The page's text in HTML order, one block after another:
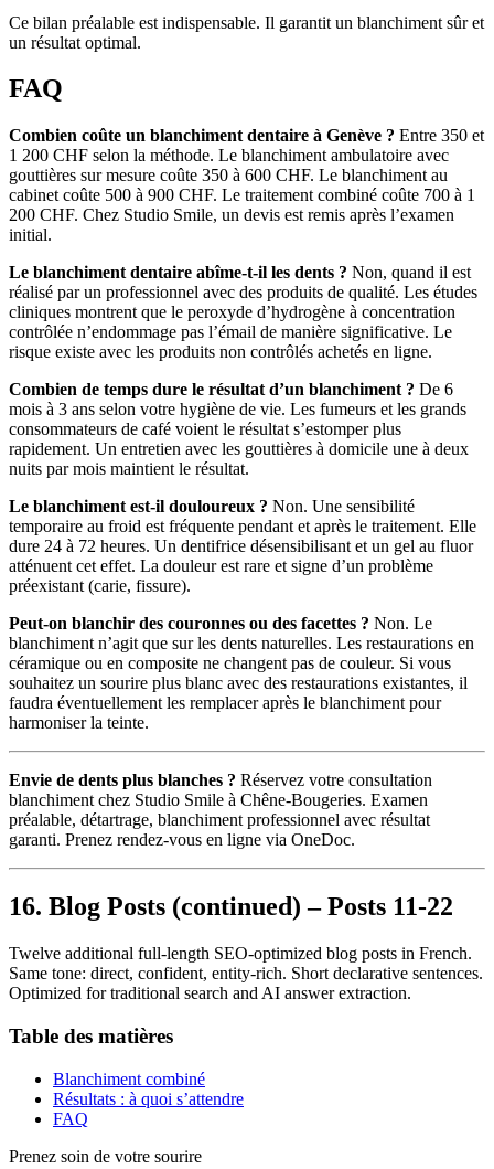
Ce bilan préalable est indispensable. Il garantit un blanchiment sûr et
un résultat optimal.
FAQ
Combien coûte un blanchiment dentaire à Genève ? Entre 350 et
1 200 CHF selon la méthode. Le blanchiment ambulatoire avec
gouttières sur mesure coûte 350 à 600 CHF. Le blanchiment au
cabinet coûte 500 à 900 CHF. Le traitement combiné coûte 700 à 1
200 CHF. Chez Studio Smile, un devis est remis après l’examen
initial.
Le blanchiment dentaire abîme-t-il les dents ? Non, quand il est
réalisé par un professionnel avec des produits de qualité. Les études
cliniques montrent que le peroxyde d’hydrogène à concentration
contrôlée n’endommage pas l’émail de manière significative. Le
risque existe avec les produits non contrôlés achetés en ligne.
Combien de temps dure le résultat d’un blanchiment ? De 6
mois à 3 ans selon votre hygiène de vie. Les fumeurs et les grands
consommateurs de café voient le résultat s’estomper plus
rapidement. Un entretien avec les gouttières à domicile une à deux
nuits par mois maintient le résultat.
Le blanchiment est-il douloureux ? Non. Une sensibilité
temporaire au froid est fréquente pendant et après le traitement. Elle
dure 24 à 72 heures. Un dentifrice désensibilisant et un gel au fluor
atténuent cet effet. La douleur est rare et signe d’un problème
préexistant (carie, fissure).
Peut-on blanchir des couronnes ou des facettes ? Non. Le
blanchiment n’agit que sur les dents naturelles. Les restaurations en
céramique ou en composite ne changent pas de couleur. Si vous
souhaitez un sourire plus blanc avec des restaurations existantes, il
faudra éventuellement les remplacer après le blanchiment pour
harmoniser la teinte.
Envie de dents plus blanches ? Réservez votre consultation
blanchiment chez Studio Smile à Chêne-Bougeries. Examen
préalable, détartrage, blanchiment professionnel avec résultat
garanti. Prenez rendez-vous en ligne via OneDoc.
16. Blog Posts (continued) – Posts 11-22
Twelve additional full-length SEO-optimized blog posts in French.
Same tone: direct, confident, entity-rich. Short declarative sentences.
Optimized for traditional search and AI answer extraction.
Table des matières
Blanchiment combiné
Résultats : à quoi s’attendre
FAQ
Prenez soin de votre sourire